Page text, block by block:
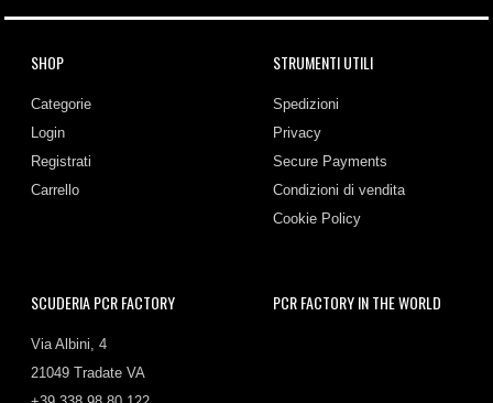
SHOP
Categorie
Login
Registrati
Carrello
STRUMENTI UTILI
Spedizioni
Privacy
Secure Payments
Condizioni di vendita
Cookie Policy
SCUDERIA PCR FACTORY
Via Albini, 4
21049 Tradate VA
PCR FACTORY IN THE WORLD